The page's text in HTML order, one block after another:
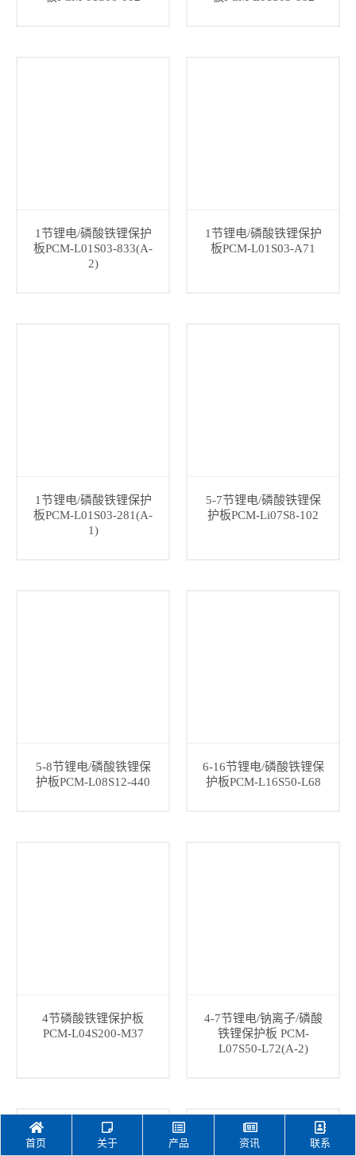
1节锂电/磷酸铁锂保护
板PCM-L01S03-833(A-
2)
1节锂电/磷酸铁锂保护
板PCM-L01S03-A71
1节锂电/磷酸铁锂保护
板PCM-L01S03-281(A-
1)
5-7节锂电/磷酸铁锂保
护板PCM-Li07S8-102
5-8节锂电/磷酸铁锂保
护板PCM-L08S12-440
6-16节锂电/磷酸铁锂保
护板PCM-L16S50-L68
4节磷酸铁锂保护板
PCM-L04S200-M37
4-7节锂电/钠离子/磷酸
铁锂保护板 PCM-
L07S50-L72(A-2)
首页 关于 产品 资讯 联系